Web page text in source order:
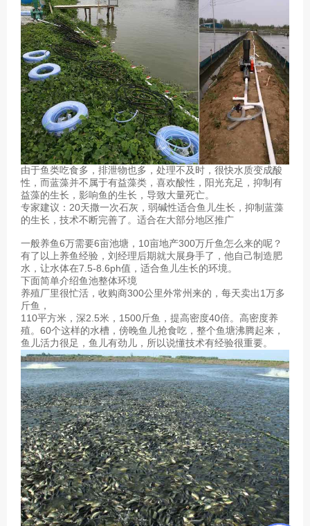
由于鱼类吃食多，排泄物也多，处理不及时，很快水质变成酸
性，而蓝藻并不属于有益藻类，喜欢酸性，阳光充足，抑制有
益藻的生长，影响鱼的生长，导致大量死亡。
专家建议：20天撒一次石灰，弱碱性适合鱼儿生长，抑制蓝藻
的生长，技术不断完善了。适合在大部分地区推广
一般养鱼6万需要6亩池塘，10亩地产300万斤鱼怎么来的呢？
有了以上养鱼经验，刘经理后期就大展身手了，他自己制造肥
水，让水体在7.5-8.6ph值，适合鱼儿生长的环境。
下面简单介绍鱼池整体环境
养殖厂里很忙活，收购商300公里外常州来的，每天卖出1万多
斤鱼，
110平方米，深2.5米，1500斤鱼，提高密度40倍。高密度养
殖。60个这样的水槽，傍晚鱼儿抢食吃，整个鱼塘沸腾起来，
鱼儿活力很足，鱼儿有劲儿，所以说懂技术有经验很重要。